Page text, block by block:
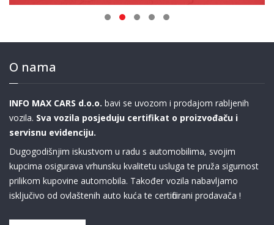
O nama
INFO MAX CARS d.o.o. bavi se uvozom i prodajom rabljenih
vozila. Sva vozila posjeduju certifikat o proizvođaču i
servisnu evidenciju.
Dugogodišnjim iskustvom u radu s automobilima, svojim
kupcima osigurava vrhunsku kvalitetu usluga te pruža sigurnost
prilikom kupovine automobila. Također vozila nabavljamo
isključivo od ovlaštenih auto kuća te certificirani prodavača !